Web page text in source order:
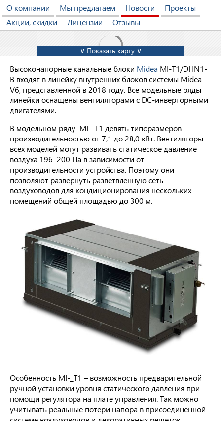
О компании Мы предлагаем Новости
Проекты
Акции, скидки
Лицензии Отзывы
∨ Показать карту ∨
Высоконапорные канальные блоки Midea MI-T1/DHN1-
B входят в линейку внутренних блоков системы Midea
V6, представленной в 2018 году. Все модельные ряды
линейки оснащены вентиляторами с DC-инверторными
двигателями.
В модельном ряду MI-_T1 девять типоразмеров
производительностью от 7,1 до 28,0 кВт. Вентиляторы
всех моделей могут развивать статическое давление
воздуха 196–200 Па в зависимости от
производительности устройства. Поэтому они
позволяют развернуть разветвленную сеть
воздуховодов для кондиционирования нескольких
помещений общей площадью до 300 м.
Особенность MI-_T1 – возможность предварительной
ручной установки уровня статического давления при
помощи регулятора на плате управления. Так можно
учитывать реальные потери напора в присоединенной